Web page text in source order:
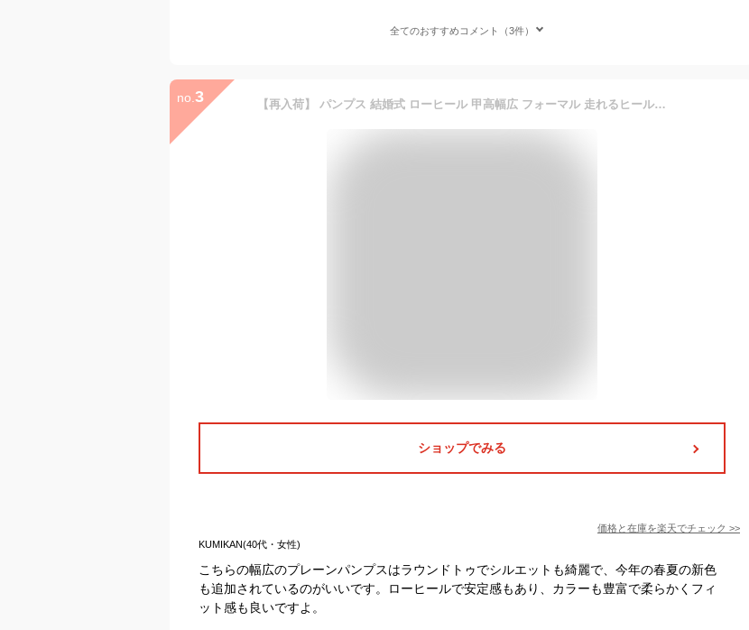
全てのおすすめコメント（3件）
no. 3 【再入荷】 パンプス 結婚式 ローヒール 甲高幅広 フォーマル 走れるヒール レディース 26春夏新色 痛くない 大きいサイズ 小さいサイズ 3.5cm 走れる 外反母趾気味 送料無料 ※沖縄除く リクルート ラウンドトゥ 究極のプレーン 柔らかい 入学式 卒業式 ALETTA
ショップでみる
価格と在庫を楽天でチェック >>
KUMIKAN(40代・女性)
こちらの幅広のプレーンパンプスはラウンドトゥでシルエットも綺麗で、今年の春夏の新色
も追加されているのがいいです。ローヒールで安定感もあり、カラーも豊富で柔らかくフィ
ット感も良いですよ。